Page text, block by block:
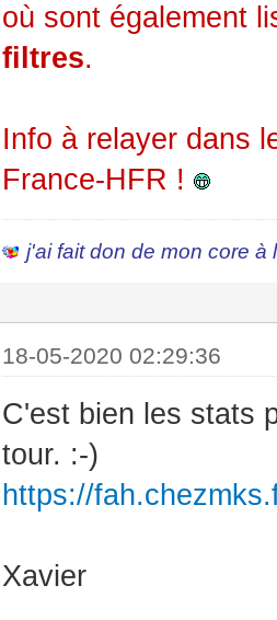
où sont également
filtres.
Info à relayer dans
France-HFR !
j'ai fait don de mon core à
18-05-2020 02:29:36
C'est bien les stats
tour. :-)
https://
Xavier